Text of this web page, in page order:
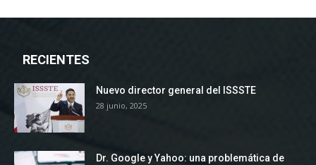
RECIENTES
Nuevo director general del ISSSTE
28 junio, 2025
Dr. Google y Yahoo: una problemática de